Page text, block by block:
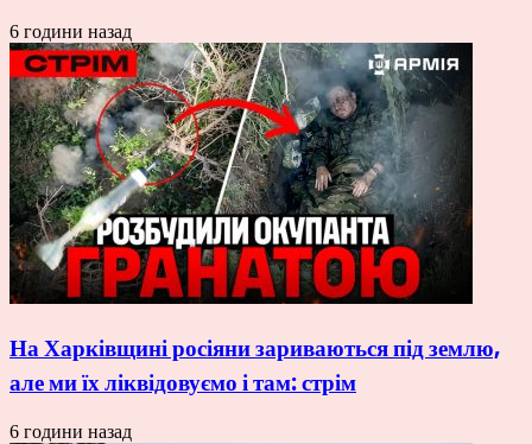
6 години назад
На Харківщині росіяни зариваються під землю,
але ми їх ліквідовуємо і там: стрім
6 години назад